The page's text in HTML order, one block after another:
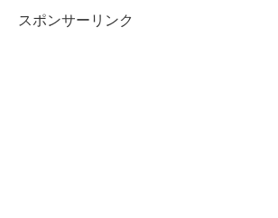
スポンサーリンク